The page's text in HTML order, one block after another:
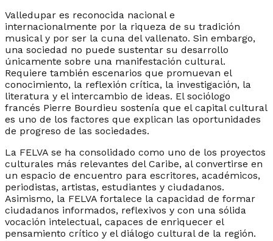
Valledupar es reconocida nacional e
internacionalmente por la riqueza de su tradición
musical y por ser la cuna del vallenato. Sin embargo,
una sociedad no puede sustentar su desarrollo
únicamente sobre una manifestación cultural.
Requiere también escenarios que promuevan el
conocimiento, la reflexión crítica, la investigación, la
literatura y el intercambio de ideas. El sociólogo
francés Pierre Bourdieu sostenía que el capital cultural
es uno de los factores que explican las oportunidades
de progreso de las sociedades.
La FELVA se ha consolidado como uno de los proyectos
culturales más relevantes del Caribe, al convertirse en
un espacio de encuentro para escritores, académicos,
periodistas, artistas, estudiantes y ciudadanos.
Asimismo, la FELVA fortalece la capacidad de formar
ciudadanos informados, reflexivos y con una sólida
vocación intelectual, capaces de enriquecer el
pensamiento crítico y el diálogo cultural de la región.